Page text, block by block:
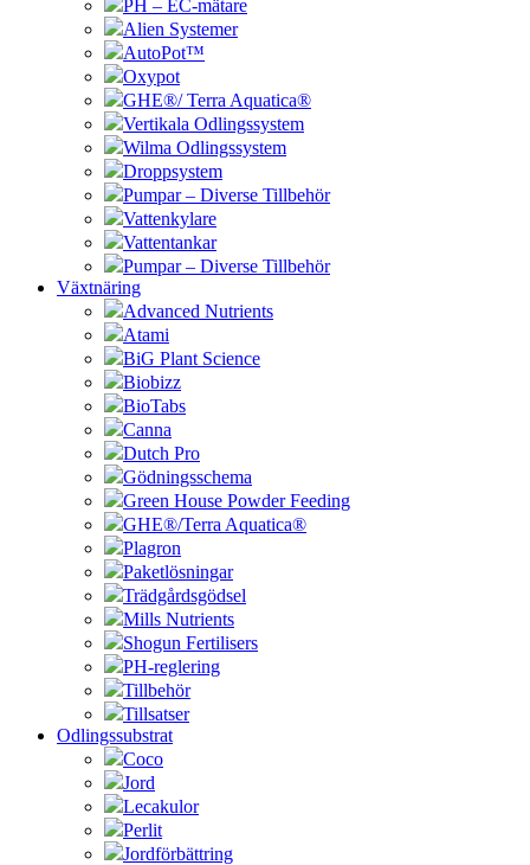
PH – EC-mätare
Alien Systemer
AutoPot™
Oxypot
GHE®/ Terra Aquatica®
Vertikala Odlingssystem
Wilma Odlingssystem
Droppsystem
Pumpar – Diverse Tillbehör
Vattenkylare
Vattentankar
Pumpar – Diverse Tillbehör
Växtnäring
Advanced Nutrients
Atami
BiG Plant Science
Biobizz
BioTabs
Canna
Dutch Pro
Gödningsschema
Green House Powder Feeding
GHE®/Terra Aquatica®
Plagron
Paketlösningar
Trädgårdsgödsel
Mills Nutrients
Shogun Fertilisers
PH-reglering
Tillbehör
Tillsatser
Odlingssubstrat
Coco
Jord
Lecakulor
Perlit
Jordförbättring